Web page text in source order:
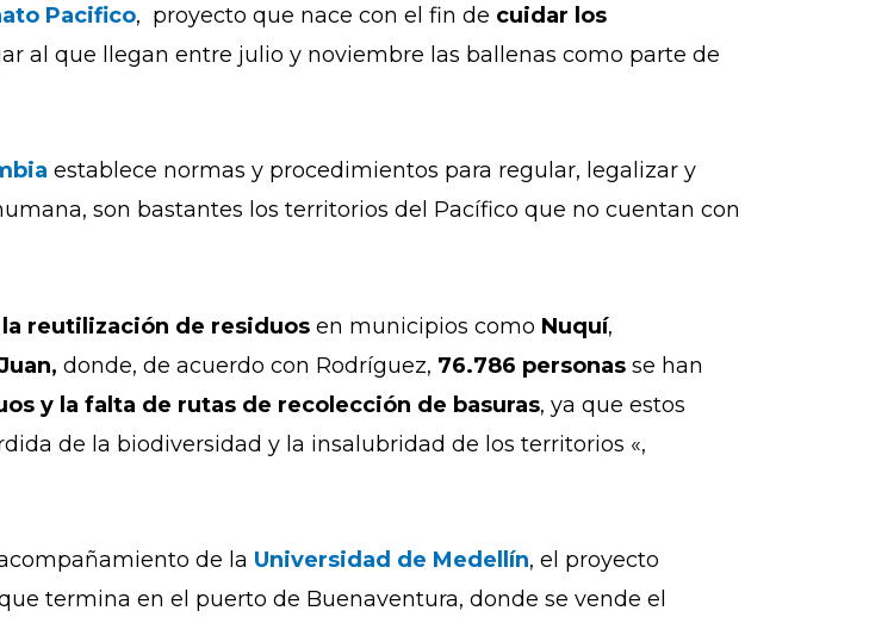
Pacifico, proyecto que nace con el fin de cuidar los
al que llegan entre julio y noviembre las ballenas como parte de
establece normas y procedimientos para regular, legalizar y
son bastantes los territorios del Pacífico que no cuentan con
reutilización de residuos en municipios como Nuquí,
donde, de acuerdo con Rodríguez, 76.786 personas se han
y la falta de rutas de recolección de basuras, ya que estos
de la biodiversidad y la insalubridad de los territorios «,
de la Universidad de Medellín, el proyecto
termina en el puerto de Buenaventura, donde se vende el